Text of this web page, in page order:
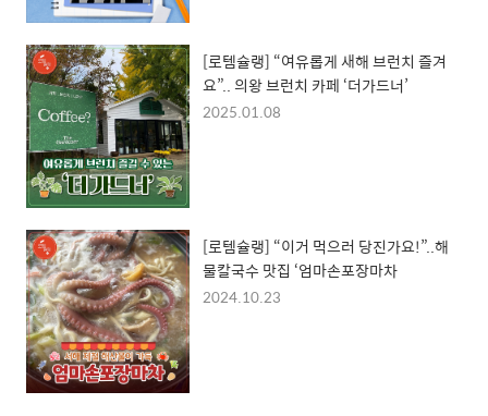
[로템슐랭] “여유롭게 새해 브런치 즐겨
요”.. 의왕 브런치 카페 ‘더가드너’
2025.01.08
[로템슐랭] “이거 먹으러 당진가요!”..해
물칼국수 맛집 ‘엄마손포장마차
2024.10.23